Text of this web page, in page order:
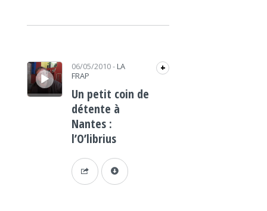
Lecteur audio 06/05/2010- LA
FRAP
+
Un petit coin de
détente à
Nantes :
l’O’librius